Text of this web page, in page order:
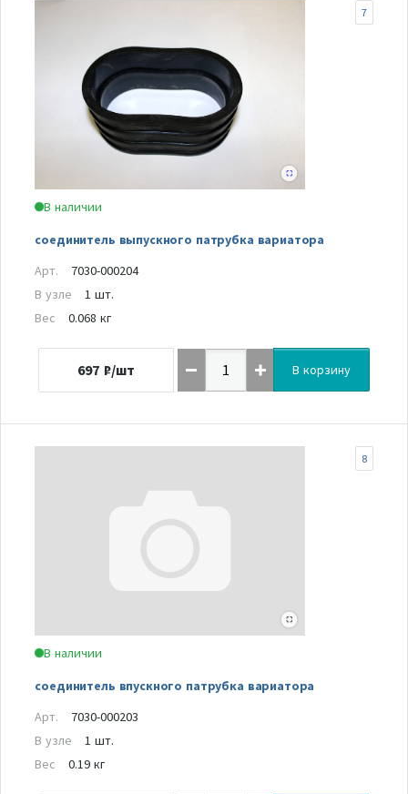
В наличии
соединитель выпускного патрубка вариатора
7
Арт.
7030-000204
В узле
1 шт.
Вес
0.068 кг
697 ₽/шт В корзину
В наличии
соединитель впускного патрубка вариатора
8
Арт.
7030-000203
В узле
1 шт.
Вес
0.19 кг